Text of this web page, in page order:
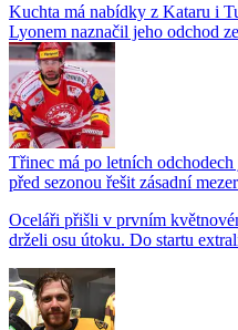
Kuchta má nabídky z Kataru i
Lyonem naznačil jeho odchod
Třinec má po letních
před sezonou řešit zásadní
Oceláři přišli v prvním
drželi osu útoku. Do startu